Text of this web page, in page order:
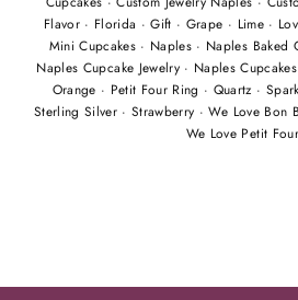
Flavor · Florida ·Gift · Grape · Lime ·
Mini Cupcakes · Naples · Naples Baked
Naples Cupcake Jewelry · Naples Cupcakes
Orange · Petit Four Ring · Quartz ·
Sterling Silver ·Strawberry ·We Love Bon
We Love Petit